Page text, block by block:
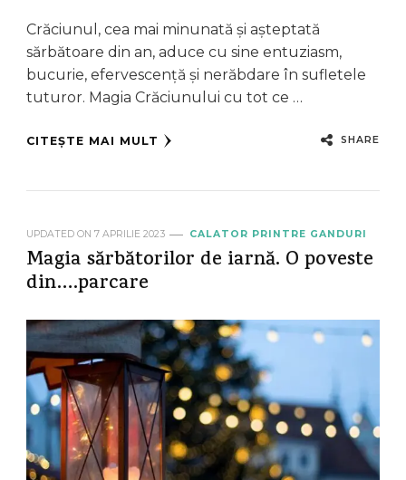
Crăciunul, cea mai minunată şi așteptată
sărbătoare din an, aduce cu sine entuziasm,
bucurie, efervescență şi nerăbdare în sufletele
tuturor. Magia Crăciunului cu tot ce …
CITEȘTE MAI MULT SHARE
UPDATED ON 7 APRILIE 2023 CALATOR PRINTRE GANDURI
Magia sărbătorilor de iarnă. O poveste
din….parcare